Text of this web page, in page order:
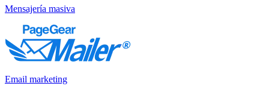
Mensajería masiva
Email marketing